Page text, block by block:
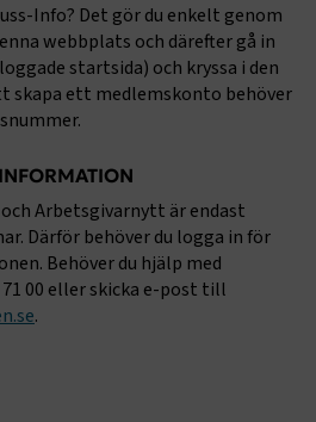
Info? Det gör du enkelt genom
webbplats och därefter gå in
startsida) och kryssa i den
skapa ett medlemskonto behöver
Arbetsgivarnytt är endast
Därför behöver du logga in för
Behöver du hjälp med
00 eller skicka e-post till
.